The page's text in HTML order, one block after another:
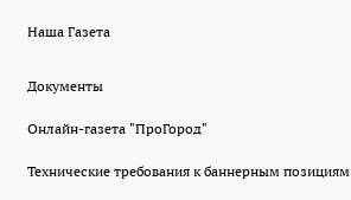
Наша Газета
Документы
Онлайн-газета "ПроГород"
Технические требования к баннерным позициям